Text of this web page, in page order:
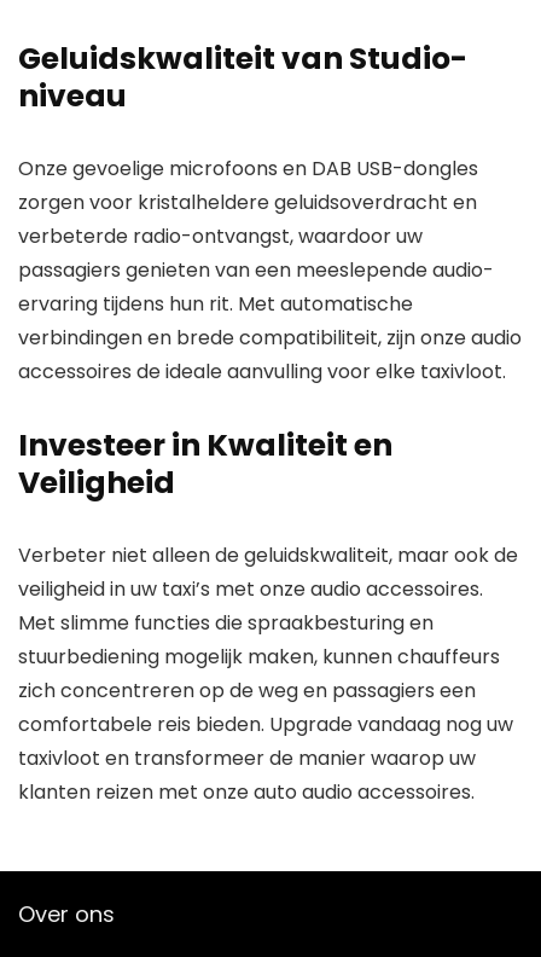
Geluidskwaliteit van Studio-
niveau
Onze gevoelige microfoons en DAB USB-dongles
zorgen voor kristalheldere geluidsoverdracht en
verbeterde radio-ontvangst, waardoor uw
passagiers genieten van een meeslepende audio-
ervaring tijdens hun rit. Met automatische
verbindingen en brede compatibiliteit, zijn onze audio
accessoires de ideale aanvulling voor elke taxivloot.
Investeer in Kwaliteit en
Veiligheid
Verbeter niet alleen de geluidskwaliteit, maar ook de
veiligheid in uw taxi’s met onze audio accessoires.
Met slimme functies die spraakbesturing en
stuurbediening mogelijk maken, kunnen chauffeurs
zich concentreren op de weg en passagiers een
comfortabele reis bieden. Upgrade vandaag nog uw
taxivloot en transformeer de manier waarop uw
klanten reizen met onze auto audio accessoires.
Over ons